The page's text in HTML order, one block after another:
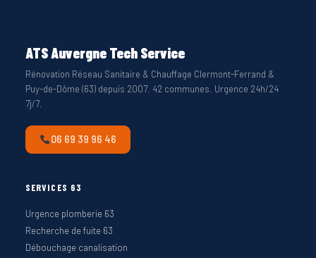
ATS Auvergne Tech Service
Rénovation Réseau Sanitaire & Chauffage Clermont-Ferrand &
Puy-de-Dôme (63) depuis 2007. 42 communes. Urgence 24h/24
7j/7.
06 69 39 96 46
SERVICES 63
Urgence plomberie 63
Recherche de fuite 63
Débouchage canalisation